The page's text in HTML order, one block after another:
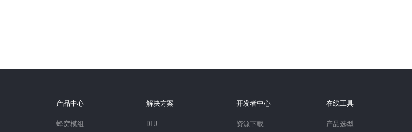
产品中心
蜂窝模组
解决方案
DTU
开发者中心
资源下载
在线工具
产品选型